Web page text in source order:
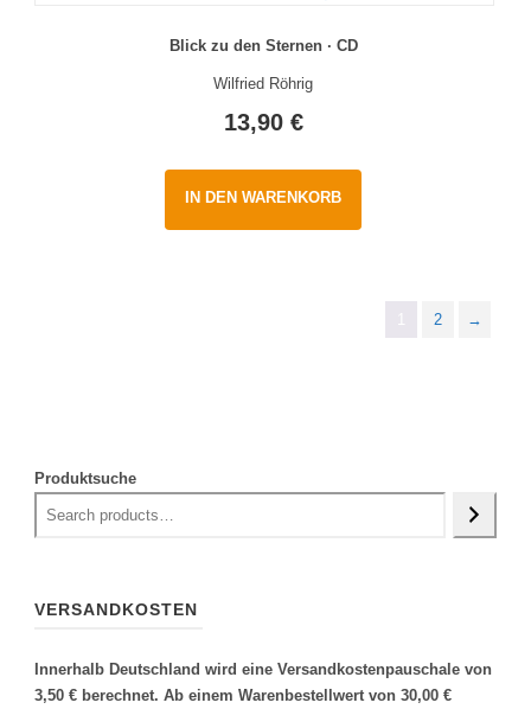
Blick zu den Sternen · CD
Wilfried Röhrig
13,90 €
IN DEN WARENKORB
2 →
Produktsuche
VERSANDKOSTEN
Innerhalb Deutschland wird eine Versandkostenpauschale von
3,50 € berechnet. Ab einem Warenbestellwert von 30,00 €